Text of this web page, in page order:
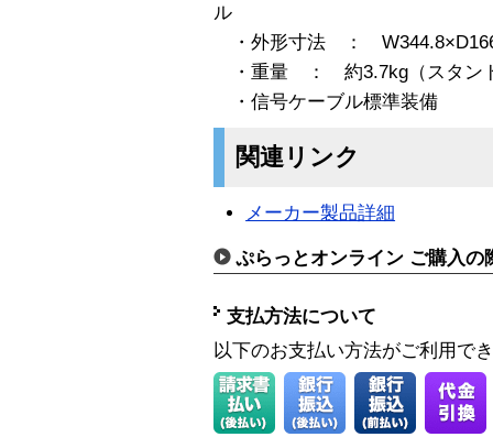
ル
・外形寸法 ：
・重量 ： 約3.7kg（スタン
・信号ケーブル標準装備
関連リンク
メーカー製品詳細
ぷらっとオンライン ご購入の
支払方法について
以下のお支払い方法がご利用で